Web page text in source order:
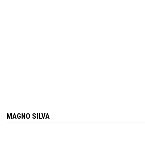
MAGNO SILVA